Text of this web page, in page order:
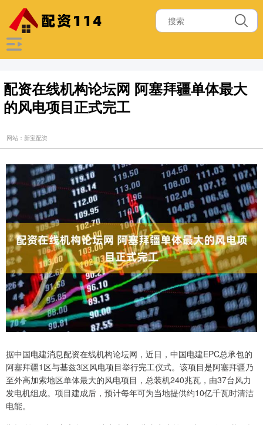
配资在线机构论坛网 阿塞拜疆单体最大
的风电项目正式完工
网站：新宝配资
据中国电建消息配资在线机构论坛网，近日，中国电建EPC总承包的
阿塞拜疆1区与基兹3区风电项目举行完工仪式。该项目是阿塞拜疆乃
至外高加索地区单体最大的风电项目，总装机240兆瓦，由37台风力
发电机组成。项目建成后，预计每年可为当地提供约10亿千瓦时清洁
电能。